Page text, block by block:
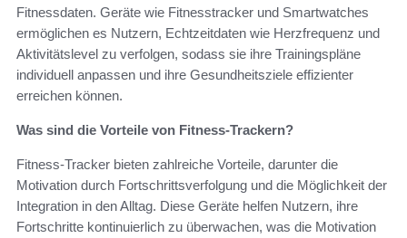
Fitnessdaten. Geräte wie Fitnesstracker und Smartwatches
ermöglichen es Nutzern, Echtzeitdaten wie Herzfrequenz und
Aktivitätslevel zu verfolgen, sodass sie ihre Trainingspläne
individuell anpassen und ihre Gesundheitsziele effizienter
erreichen können.
Was sind die Vorteile von Fitness-Trackern?
Fitness-Tracker bieten zahlreiche Vorteile, darunter die
Motivation durch Fortschrittsverfolgung und die Möglichkeit der
Integration in den Alltag. Diese Geräte helfen Nutzern, ihre
Fortschritte kontinuierlich zu überwachen, was die Motivation